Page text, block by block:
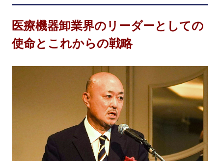
医療機器卸業界のリーダーとしての
使命とこれからの戦略